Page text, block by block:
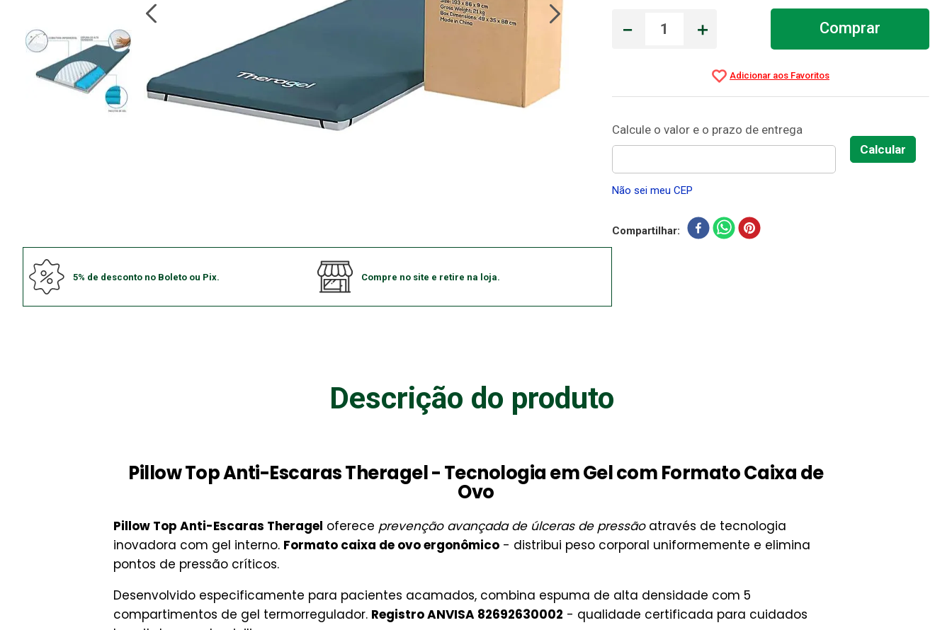
5% de desconto no Boleto ou Pix. Compre no site e retire na loja.
＋
－ Comprar
Não sei meu CEP
Compartilhar
Descrição do produto
Pillow Top Anti-Escaras Theragel - Tecnologia em Gel com Formato Caixa de
Ovo
Pillow Top Anti-Escaras Theragel oferece prevenção avançada de úlceras de pressãoatravés de tecnologia
inovadora com gel interno. Formato caixa de ovo ergonômico - distribui peso corporal uniformemente e elimina
pontos de pressão críticos.
Desenvolvido especificamente para pacientes acamados, combina espuma de alta densidade com 5
compartimentos de gel termorregulador. Registro ANVISA 82692630002 - qualidade certificada para cuidados